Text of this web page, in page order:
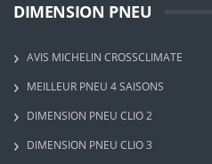
DIMENSION PNEU
AVIS MICHELIN CROSSCLIMATE
MEILLEUR PNEU 4 SAISONS
DIMENSION PNEU CLIO 2
DIMENSION PNEU CLIO 3